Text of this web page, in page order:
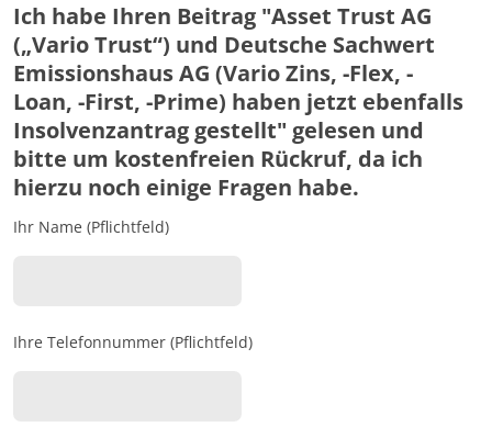
Ich habe Ihren Beitrag "Asset Trust AG
(„Vario Trust“) und Deutsche Sachwert
Emissionshaus AG (Vario Zins, -Flex, -
Loan, -First, -Prime) haben jetzt ebenfalls
Insolvenzantrag gestellt" gelesen und
bitte um kostenfreien Rückruf, da ich
hierzu noch einige Fragen habe.
Ihr Name (Pflichtfeld)
Ihre Telefonnummer (Pflichtfeld)